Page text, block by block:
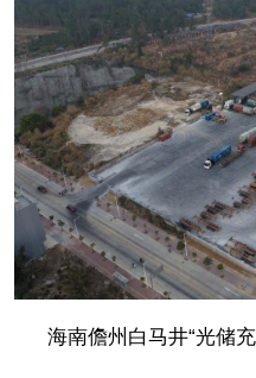
海南儋州白马井“光储